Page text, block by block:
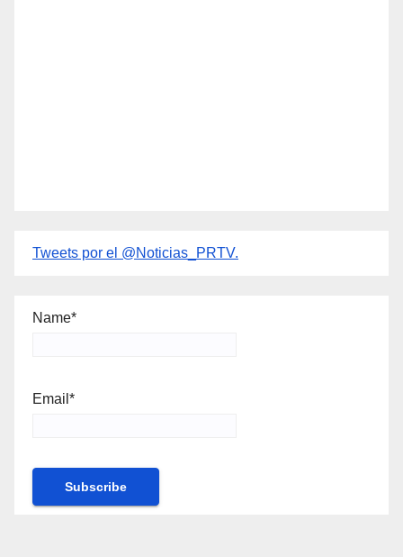
Tweets por el @Noticias_PRTV.
Name*
Email*